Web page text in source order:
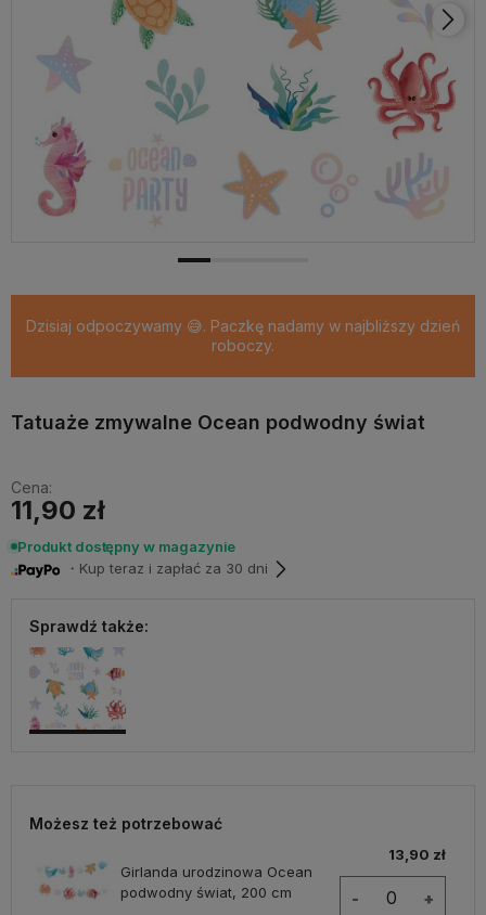
Dzisiaj odpoczywamy 😅. Paczkę nadamy w najbliższy dzień
roboczy.
Tatuaże zmywalne Ocean podwodny świat
Cena:
11,90 zł
Produkt dostępny w magazynie
・Kup teraz i zapłać za 30 dni
Sprawdź także:
Możesz też potrzebować
Girlanda urodzinowa Ocean
podwodny świat, 200 cm
13,90 zł
- +